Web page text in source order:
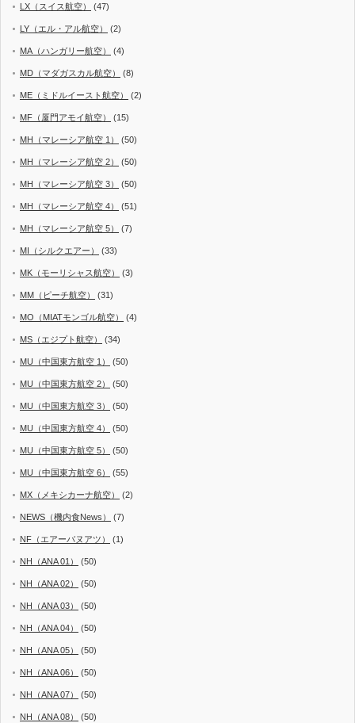
LX（スイス航空） (47)
LY（エル・アル航空） (2)
MA（ハンガリー航空） (4)
MD（マダガスカル航空） (8)
ME（ミドルイースト航空） (2)
MF（厦門アモイ航空） (15)
MH（マレーシア航空 1） (50)
MH（マレーシア航空 2） (50)
MH（マレーシア航空 3） (50)
MH（マレーシア航空 4） (51)
MH（マレーシア航空 5） (7)
MI（シルクエアー） (33)
MK（モーリシャス航空） (3)
MM（ピーチ航空） (31)
MO（MIATモンゴル航空） (4)
MS（エジプト航空） (34)
MU（中国東方航空 1） (50)
MU（中国東方航空 2） (50)
MU（中国東方航空 3） (50)
MU（中国東方航空 4） (50)
MU（中国東方航空 5） (50)
MU（中国東方航空 6） (55)
MX（メキシカーナ航空） (2)
NEWS（機内食News） (7)
NF（エアーバヌアツ） (1)
NH（ANA 01） (50)
NH（ANA 02） (50)
NH（ANA 03） (50)
NH（ANA 04） (50)
NH（ANA 05） (50)
NH（ANA 06） (50)
NH（ANA 07） (50)
NH（ANA 08） (50)